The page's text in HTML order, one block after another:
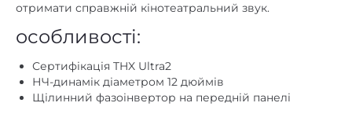
отримати справжній кінотеатральний звук.
особливості:
Сертифікація THX Ultra2
НЧ-динамік діаметром 12 дюймів
Щілинний фазоінвертор на передній панелі